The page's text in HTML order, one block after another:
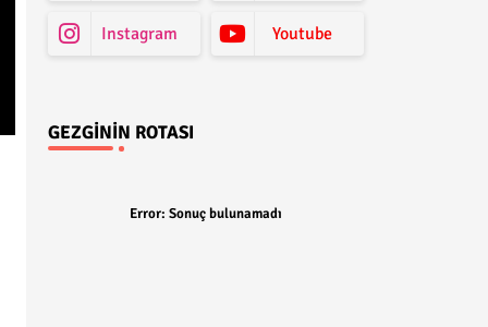
Instagram Youtube
GEZGININ ROTASI
Error: Sonuç bulunamadı